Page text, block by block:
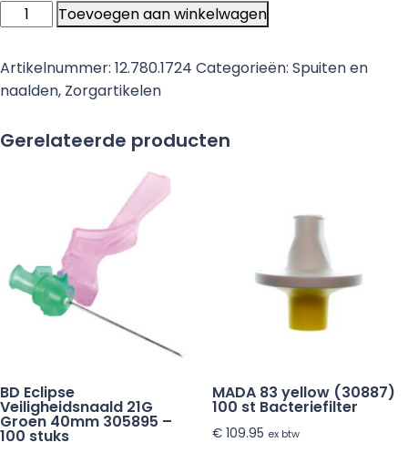
Voorgevulde
injectiespuit
0.9%
NaCl
Posiflush
10ml
Toevoegen aan winkelwagen
Artikelnummer: 12.780.1724 Categorieën: Spuiten en
naalden, Zorgartikelen
Gerelateerde producten
BD Eclipse
Veiligheidsnaald 21G
Groen 40mm 305895 –
100 stuks
MADA 83 yellow (30887)
100 st Bacteriefilter
€109.95 ex btw